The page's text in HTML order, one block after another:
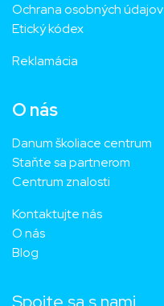
Ochrana osobných údajov
Etický kódex
Reklamácia
O nás
Danum školiace centrum
Staňte sa partnerom
Centrum znalosti
Kontaktujte nás
O nás
Blog